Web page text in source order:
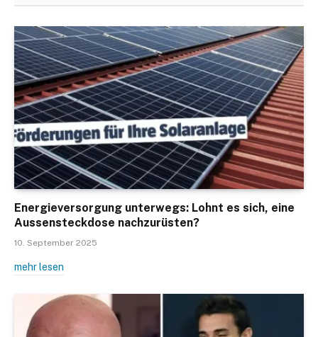
Energieversorgung unterwegs: Lohnt es sich, eine
Aussensteckdose nachzurüsten?
10. September 2025
mehr lesen